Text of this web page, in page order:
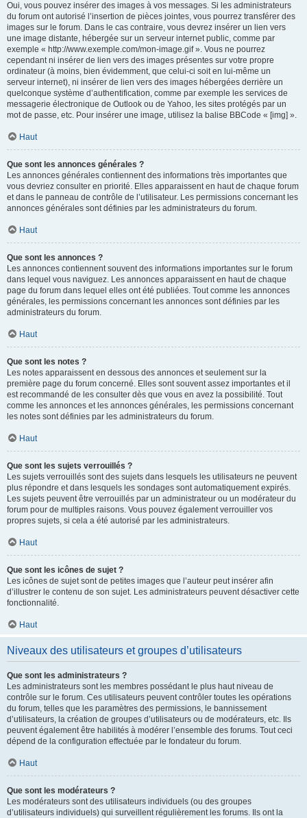
Oui, vous pouvez insérer des images à vos messages. Si les administrateurs
du forum ont autorisé l’insertion de pièces jointes, vous pourrez transférer des
images sur le forum. Dans le cas contraire, vous devrez insérer un lien vers
une image distante, hébergée sur un serveur internet public, comme par
exemple « http://www.exemple.com/mon-image.gif ». Vous ne pourrez
cependant ni insérer de lien vers des images présentes sur votre propre
ordinateur (à moins, bien évidemment, que celui-ci soit en lui-même un
serveur internet), ni insérer de lien vers des images hébergées derrière un
quelconque système d’authentification, comme par exemple les services de
messagerie électronique de Outlook ou de Yahoo, les sites protégés par un
mot de passe, etc. Pour insérer une image, utilisez la balise BBCode « [img] ».
Haut
Que sont les annonces générales ?
Les annonces générales contiennent des informations très importantes que
vous devriez consulter en priorité. Elles apparaissent en haut de chaque forum
et dans le panneau de contrôle de l’utilisateur. Les permissions concernant les
annonces générales sont définies par les administrateurs du forum.
Haut
Que sont les annonces ?
Les annonces contiennent souvent des informations importantes sur le forum
dans lequel vous naviguez. Les annonces apparaissent en haut de chaque
page du forum dans lequel elles ont été publiées. Tout comme les annonces
générales, les permissions concernant les annonces sont définies par les
administrateurs du forum.
Haut
Que sont les notes ?
Les notes apparaissent en dessous des annonces et seulement sur la
première page du forum concerné. Elles sont souvent assez importantes et il
est recommandé de les consulter dès que vous en avez la possibilité. Tout
comme les annonces et les annonces générales, les permissions concernant
les notes sont définies par les administrateurs du forum.
Haut
Que sont les sujets verrouillés ?
Les sujets verrouillés sont des sujets dans lesquels les utilisateurs ne peuvent
plus répondre et dans lesquels les sondages sont automatiquement expirés.
Les sujets peuvent être verrouillés par un administrateur ou un modérateur du
forum pour de multiples raisons. Vous pouvez également verrouiller vos
propres sujets, si cela a été autorisé par les administrateurs.
Haut
Que sont les icônes de sujet ?
Les icônes de sujet sont de petites images que l’auteur peut insérer afin
d’illustrer le contenu de son sujet. Les administrateurs peuvent désactiver cette
fonctionnalité.
Haut
Niveaux des utilisateurs et groupes d’utilisateurs
Que sont les administrateurs ?
Les administrateurs sont les membres possédant le plus haut niveau de
contrôle sur le forum. Ces utilisateurs peuvent contrôler toutes les opérations
du forum, telles que les paramètres des permissions, le bannissement
d’utilisateurs, la création de groupes d’utilisateurs ou de modérateurs, etc. Ils
peuvent également être habilités à modérer l’ensemble des forums. Tout ceci
dépend de la configuration effectuée par le fondateur du forum.
Haut
Que sont les modérateurs ?
Les modérateurs sont des utilisateurs individuels (ou des groupes
d’utilisateurs individuels) qui surveillent régulièrement les forums. Ils ont la